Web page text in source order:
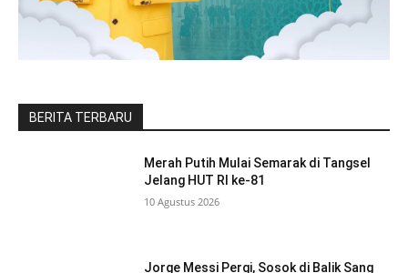
BERITA TERBARU
Merah Putih Mulai Semarak di Tangsel
Jelang HUT RI ke-81
10 Agustus 2026
Jorge Messi Pergi, Sosok di Balik Sang